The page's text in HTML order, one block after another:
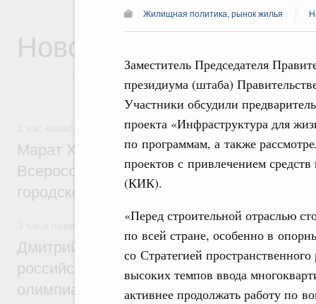
Жилищная политика, рынок жилья
Заместитель Председателя
президиума (штаба)
Участники обсудили
проекта «Инфраструктура для
по программам, а также
проектов с привлечением
(КИК).
«Перед строительной отраслью
по всей стране, особенно в
со Стратегией
высоких темпов ввода
активнее продолжать работу по
Новости
Экономика городов. Городская среда
Марат Хуснуллин провёл заседание
Всероссийского конкурса лучших
городской среды
Отрасль информационных технологий
Дмитрий Чернышенко и Сергей Кравцов
российскую сборную с победой на
олимпиаде по искусственному